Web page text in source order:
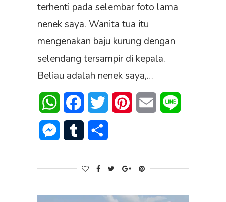
terhenti pada selembar foto lama
nenek saya. Wanita tua itu
mengenakan baju kurung dengan
selendang tersampir di kepala.
Beliau adalah nenek saya,…
WhatsAppFacebookTwitter PinterestEmail
Messenger
Tumblr